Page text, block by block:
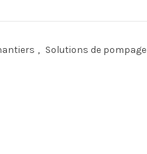
, Solutions de pompage